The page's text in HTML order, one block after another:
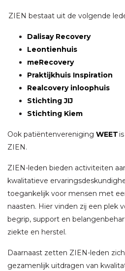
ZIEN bestaat uit de volgende
Dalisay Recovery
Leontienhuis
meRecovery
Praktijkhuis Inspiration
Realcovery inloophuis
Stichting JIJ
Stichting Kiem
Ook patiëntenvereniging WEET
ZIEN.
ZIEN-leden bieden activiteiten
kwalitatieve
toegankelijk voor mensen met
naasten. Hier vinden zij een plek
begrip, support en
ziekte en herstel.
Daarnaast zetten ZIEN-leden zich
gezamenlijk uitdragen van